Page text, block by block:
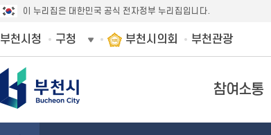
이 누리집은 대한민국 공식 전자정부 누리집입니다.
부천시청 구청 부천시의회 부천관광
참여소통